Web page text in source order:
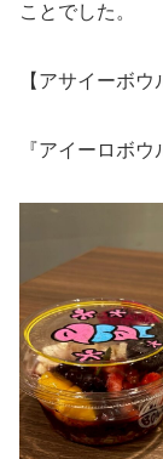
ことでした。
【アサイーボウ
『アイーロボウ